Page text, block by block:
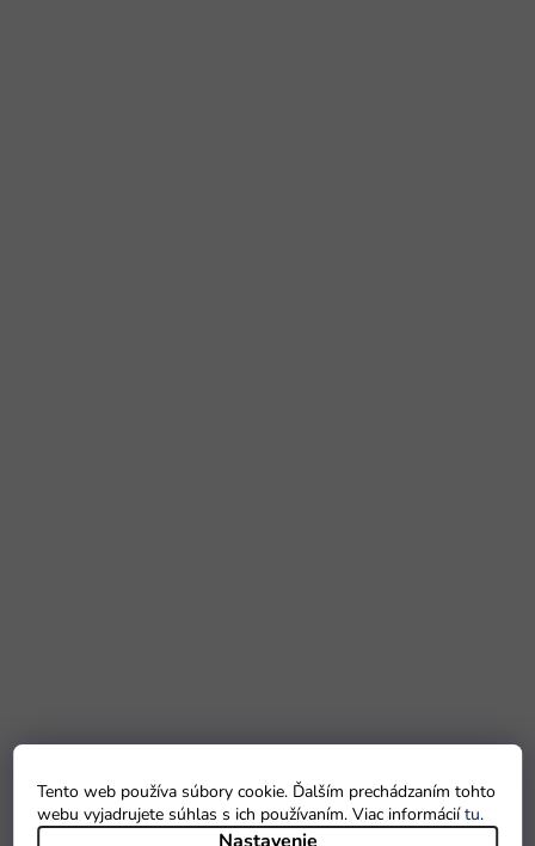
Tento web používa súbory cookie. Ďalším prechádzaním tohto
webu vyjadrujete súhlas s ich používaním. Viac informáciítu.
Nastavenie